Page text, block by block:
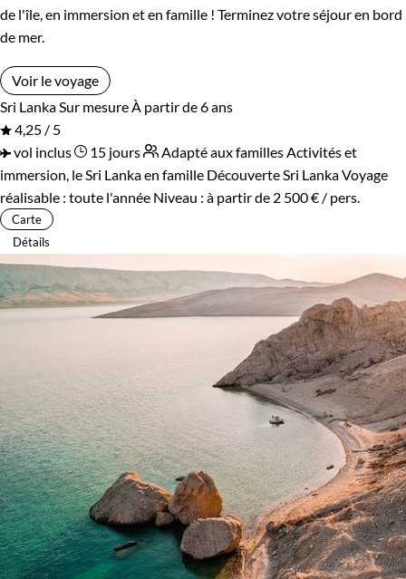
de l'île, en immersion et en famille ! Terminez votre séjour en bord
de mer.
Voir le voyage
Sri Lanka Sur mesure À partir de 6 ans
4,25 / 5
vol inclus
15 jours Adapté aux familles Activités et
immersion, le Sri Lanka en famille Découverte Sri LankaVoyage
réalisable : toute l'année Niveau : à partir de 2 500 € / pers.
Carte
Détails